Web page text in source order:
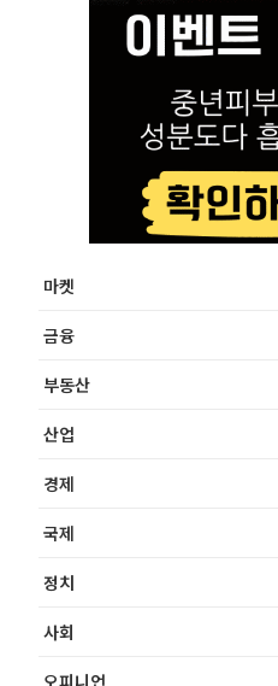
마켓
금융
부동산
산업
경제
국제
정치
사회
오피니언